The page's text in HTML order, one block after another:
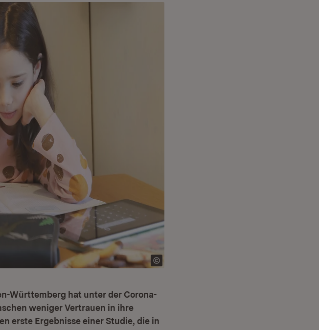
Württemberg hat unter der Corona-
weniger Vertrauen in ihre
erste Ergebnisse einer Studie, die in